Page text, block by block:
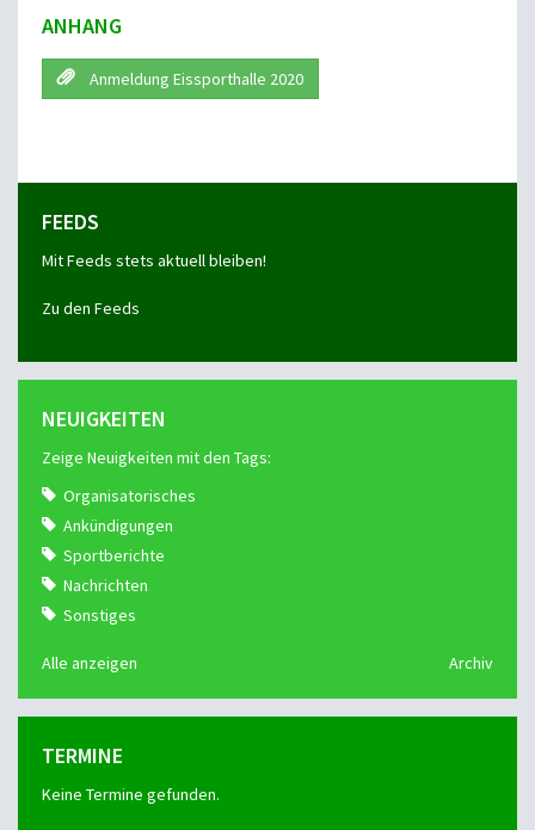
ANHANG
Anmeldung Eissporthalle 2020
FEEDS
Mit Feeds stets aktuell bleiben!
Zu den Feeds
NEUIGKEITEN
Zeige Neuigkeiten mit den Tags:
Organisatorisches
Ankündigungen
Sportberichte
Nachrichten
Sonstiges
Alle anzeigen Archiv
TERMINE
Keine Termine gefunden.